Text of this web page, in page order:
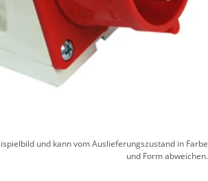
und kann vom Auslieferungszustand in Farbe
und Form abweichen.